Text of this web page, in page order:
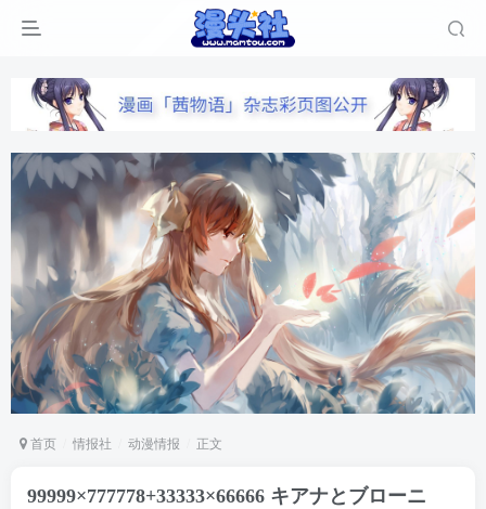
首页 情报社 动漫情报 正文
99999×777778+33333×66666 キアナとブローニ